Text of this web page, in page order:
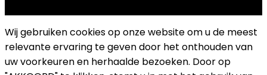
Wij gebruiken cookies op onze website om u de meest
relevante ervaring te geven door het onthouden van
uw voorkeuren en herhaalde bezoeken. Door op